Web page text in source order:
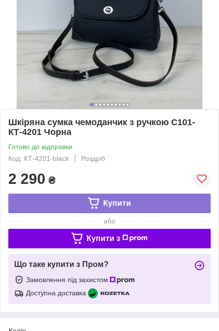
Шкіряна сумка чемоданчик з ручкою С101-
КТ-4201 Чорна
Готово до відправки
Код: КТ-4201-black
Роздріб
2 290 ₴
Купити
або
Купити з
Що таке купити з Пром?
Замовлення під захистом
Доступна доставка